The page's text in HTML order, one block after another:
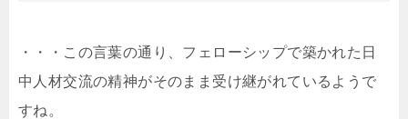
・・・この言葉の通り、フェローシップで築かれた日
中人材交流の精神がそのまま受け継がれているようで
すね。